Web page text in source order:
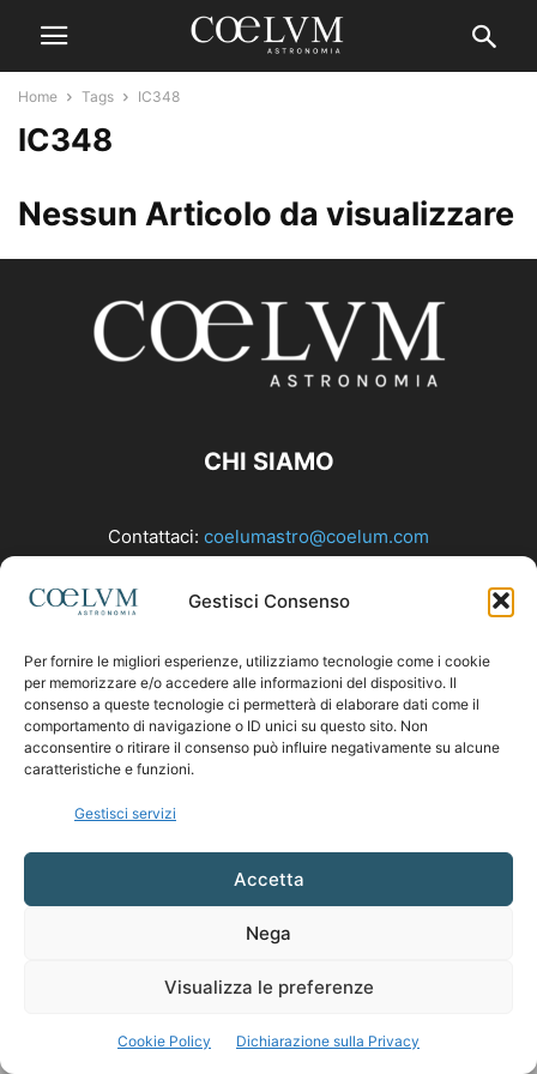
Gestisci Consenso
Per fornire le migliori esperienze, utilizziamo tecnologie come i cookie
per memorizzare e/o accedere alle informazioni del dispositivo. Il
consenso a queste tecnologie ci permetterà di elaborare dati come il
comportamento di navigazione o ID unici su questo sito. Non
acconsentire o ritirare il consenso può influire negativamente su alcune
caratteristiche e funzioni.
Gestisci servizi
Accetta
Nega
Visualizza le preferenze
Cookie Policy Dichiarazione sulla Privacy
Home Tags IC348
IC348
Nessun Articolo da visualizzare
CHI SIAMO
Contattaci: coelumastro@coelum.com
SEGUICI